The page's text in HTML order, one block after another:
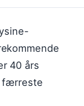
40 års
færreste